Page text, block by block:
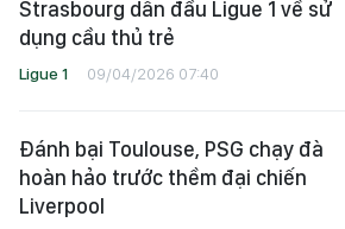
Strasbourg dẫn đầu Ligue 1 về sử
dụng cầu thủ trẻ
Ligue 1 09/04/2026 07:40
Đánh bại Toulouse, PSG chạy đà
hoàn hảo trước thềm đại chiến
Liverpool